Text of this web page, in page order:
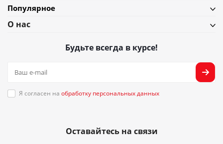
Популярное
О нас
Будьте всегда в курсе!
Я согласен на обработку персональных данных
Оставайтесь на связи